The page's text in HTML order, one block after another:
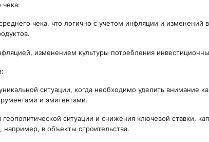
чека:
чека, что логично с учетом инфляции и изменений
изменением культуры потребления
ситуации, когда необходимо уделить внимание
и эмитентами.
геополитической ситуации и снижения ключевой ставки,
например, в объекты строительства.